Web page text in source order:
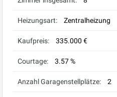
Heizungsart: Zentralheizung
Kaufpreis: 335.000 €
Courtage: 3.57 %
Anzahl Garagenstellplätze: 2